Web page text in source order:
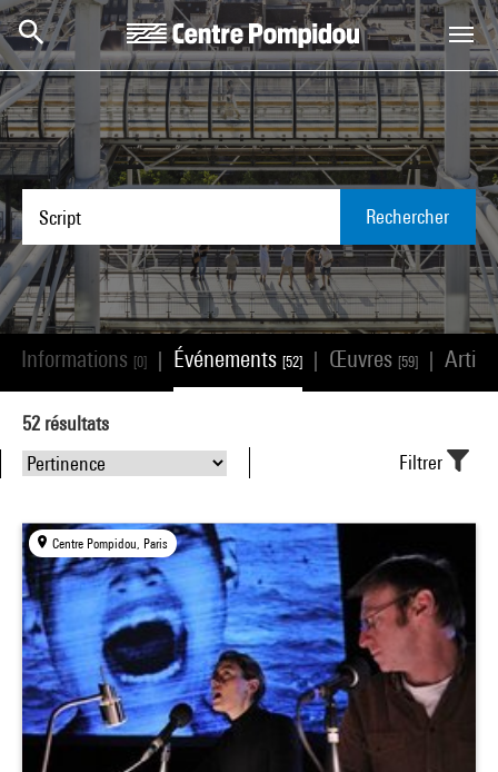
Aller au contenu principal
Centre Pompidou
Rechercher
Informations [0] Événements [52] Œuvres [59]
52 résultats
Filtrer
Centre Pompidou, Paris